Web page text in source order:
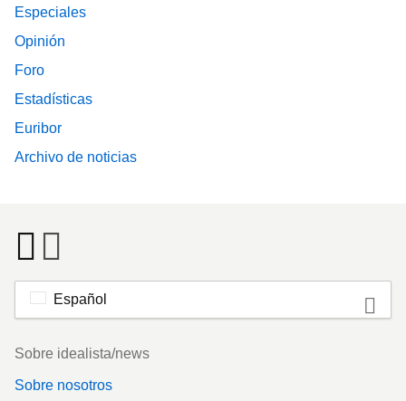
Especiales
Opinión
Foro
Estadísticas
Euribor
Archivo de noticias
Español
Footer
Sobre idealista/news
Sobre nosotros